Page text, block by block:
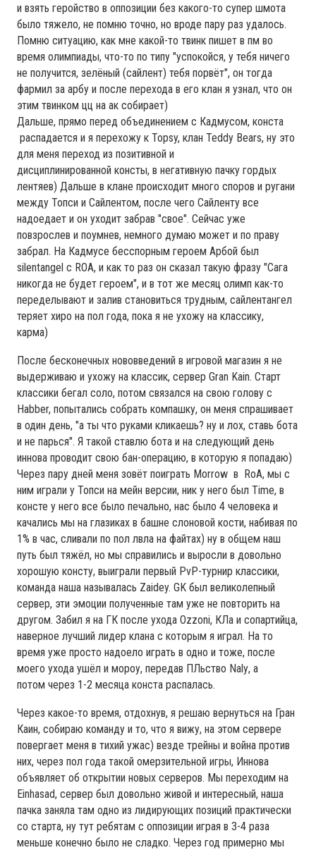
и взять геройство в оппозиции без какого-то супер шмота
было тяжело, не помню точно, но вроде пару раз удалось.
Помню ситуацию, как мне какой-то твинк пишет в пм во
время олимпиады, что-то по типу "успокойся, у тебя ничего
не получится, зелёный (сайлент) тебя порвёт", он тогда
фармил за арбу и после перехода в его клан я узнал, что он
этим твинком цц на ак собирает)
Дальше, прямо перед объединением с Кадмусом, конста
распадается и я перехожу к Topsy, клан Teddy Bears, ну это
для меня переход из позитивной и
дисциплинированной консты, в негативную пачку гордых
лентяев) Дальше в клане происходит много споров и ругани
между Топси и Сайлентом, после чего Сайленту все
надоедает и он уходит забрав "свое". Сейчас уже
повзрослев и поумнев, немного думаю может и по праву
забрал. На Кадмусе бесспорным героем Арбой был
silentangel с ROA, и как то раз он сказал такую фразу "Сага
никогда не будет героем", и в тот же месяц олимп как-то
переделывают и залив становиться трудным, сайлентангел
теряет хиро на пол года, пока я не ухожу на классику,
карма)
После бесконечных нововведений в игровой магазин я не
выдерживаю и ухожу на классик, сервер Gran Kain. Старт
классики бегал соло, потом связался на свою голову с
Habber, попытались собрать компашку, он меня спрашивает
в один день, "а ты что руками кликаешь? ну и лох, ставь бота
и не парься". Я такой ставлю бота и на следующий день
иннова проводит свою бан-операцию, в которую я попадаю)
Через пару дней меня зовёт поиграть Morrow в RoA, мы с
ним играли у Топси на мейн версии, ник у него был Time, в
консте у него все было печально, нас было 4 человека и
качались мы на глазиках в башне слоновой кости, набивая по
1% в час, сливали по пол лвла на файтах) ну в общем наш
путь был тяжёл, но мы справились и выросли в довольно
хорошую консту, выиграли первый PvP-турнир классики,
команда наша называлась Zaidey. GK был великолепный
сервер, эти эмоции полученные там уже не повторить на
другом. Забил я на ГК после ухода Ozzoni, КЛа и сопартийца,
наверное лучший лидер клана с которым я играл. На то
время уже просто надоело играть в одно и тоже, после
моего ухода ушёл и мороу, передав ПЛьство Nalу, а
потом через 1-2 месяца конста распалась.
Через какое-то время, отдохнув, я решаю вернуться на Гран
Каин, собираю команду и то, что я вижу, на этом сервере
повергает меня в тихий ужас) везде трейны и война против
них, через пол года такой омерзительной игры, Иннова
объявляет об открытии новых серверов. Мы переходим на
Einhasad, сервер был довольно живой и интересный, наша
пачка заняла там одно из лидирующих позиций практически
со старта, ну тут ребятам с оппозиции играя в 3-4 раза
меньше конечно было не сладко. Через год примерно мы